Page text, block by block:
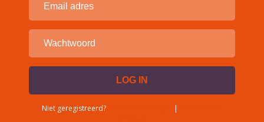
Niet geregistreerd? |